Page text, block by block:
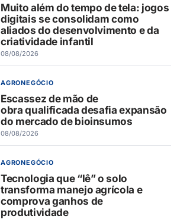
Muito além do tempo de tela: jogos
digitais se consolidam como
aliados do desenvolvimento e da
criatividade infantil
08/08/2026
AGRONEGÓCIO
Escassez de mão de
obra qualificada desafia expansão
do mercado de bioinsumos
08/08/2026
AGRONEGÓCIO
Tecnologia que “lê” o solo
transforma manejo agrícola e
comprova ganhos de
produtividade